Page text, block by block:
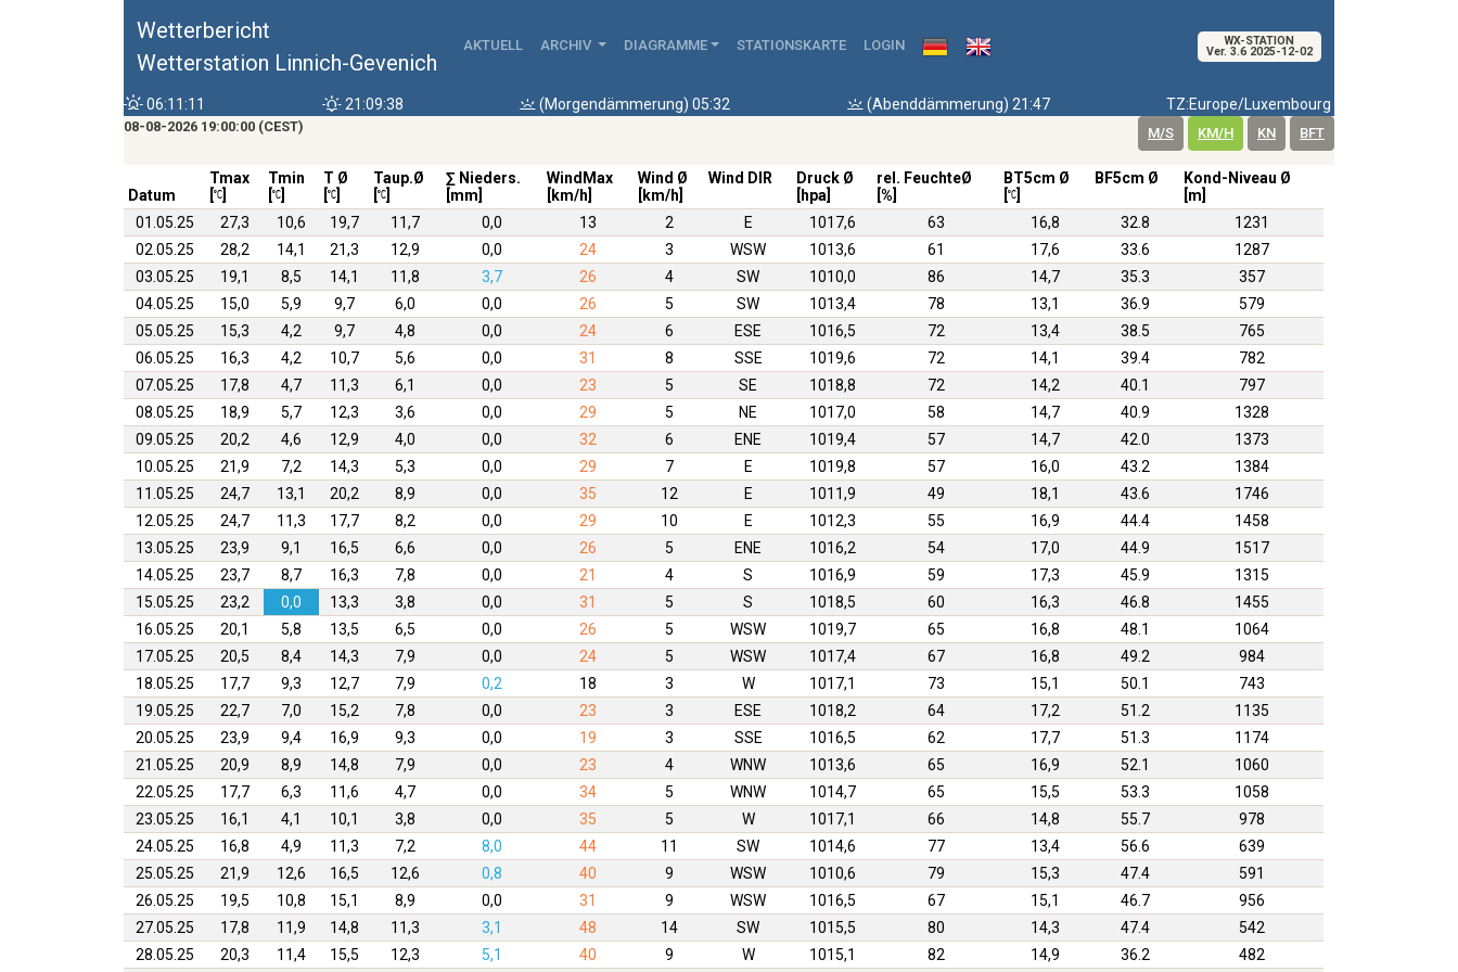
Wetterbericht
Wetterstation Linnich-Gevenich
AKTUELL ARCHIV DIAGRAMME STATIONSKARTE LOGIN WX-STATION
Ver. 3.6 2025-12-02
06:11:11 21:09:38 (Morgendämmerung) 05:32 (Abenddämmerung) 21:47 TZ:Europe/Luxembourg
08-08-2026 19:00:00 (CEST) M/S KM/H KN BFT
Datum
Tmax
Tmin
T Ø
Taup.Ø
∑ Nieders.
[mm]
WindMax
[km/h]
Wind Ø
[km/h]
Wind DIR
Druck Ø
[hpa]
rel. FeuchteØ
[%]
BT5cm Ø
BF5cm Ø
Kond-Niveau Ø
[m]
01.05.25
27,3 10,6 19,7 11,7 0,0 13 2 E 1017,6 63 16,8 32.8
1231
02.05.25
28,2 14,1 21,3 12,9 0,0 24 3 WSW 1013,6 61 17,6 33.6
1287
03.05.25
19,1 8,5 14,1 11,8 3,7 26 4 SW 1010,0 86 14,7 35.3
357
04.05.25
15,0 5,9 9,7 6,0 0,0 26 5 SW 1013,4 78 13,1 36.9
579
05.05.25
15,3 4,2 9,7 4,8 0,0 24 6 ESE 1016,5 72 13,4 38.5
765
06.05.25
16,3 4,2 10,7 5,6 0,0 31 8 SSE 1019,6 72 14,1 39.4
782
07.05.25
17,8 4,7 11,3 6,1 0,0 23 5 SE 1018,8 72 14,2 40.1
797
08.05.25
18,9 5,7 12,3 3,6 0,0 29 5 NE 1017,0 58 14,7 40.9
1328
09.05.25
20,2 4,6 12,9 4,0 0,0 32 6 ENE 1019,4 57 14,7 42.0
1373
10.05.25
21,9 7,2 14,3 5,3 0,0 29 7 E 1019,8 57 16,0 43.2
1384
11.05.25
24,7 13,1 20,2 8,9 0,0 35 12 E 1011,9 49 18,1 43.6
1746
12.05.25
24,7 11,3 17,7 8,2 0,0 29 10 E 1012,3 55 16,9 44.4
1458
13.05.25
23,9 9,1 16,5 6,6 0,0 26 5 ENE 1016,2 54 17,0 44.9
1517
14.05.25
23,7 8,7 16,3 7,8 0,0 21 4 S 1016,9 59 17,3 45.9
1315
15.05.25
23,2 0,0 13,3 3,8 0,0 31 5 S 1018,5 60 16,3 46.8
1455
16.05.25
20,1 5,8 13,5 6,5 0,0 26 5 WSW 1019,7 65 16,8 48.1
1064
17.05.25
20,5 8,4 14,3 7,9 0,0 24 5 WSW 1017,4 67 16,8 49.2
984
18.05.25
17,7 9,3 12,7 7,9 0,2 18 3 W 1017,1 73 15,1 50.1
743
19.05.25
22,7 7,0 15,2 7,8 0,0 23 3 ESE 1018,2 64 17,2 51.2
1135
20.05.25
23,9 9,4 16,9 9,3 0,0 19 3 SSE 1016,5 62 17,7 51.3
1174
21.05.25
20,9 8,9 14,8 7,9 0,0 23 4 WNW 1013,6 65 16,9 52.1
1060
22.05.25
17,7 6,3 11,6 4,7 0,0 34 5 WNW 1014,7 65 15,5 53.3
1058
23.05.25
16,1 4,1 10,1 3,8 0,0 35 5 W 1017,1 66 14,8 55.7
978
24.05.25
16,8 4,9 11,3 7,2 8,0 44 11 SW 1014,6 77 13,4 56.6
639
25.05.25
21,9 12,6 16,5 12,6 0,8 40 9 WSW 1010,6 79 15,3 47.4
591
26.05.25
19,5 10,8 15,1 8,9 0,0 31 9 WSW 1016,5 67 15,1 46.7
956
27.05.25
17,8 11,9 14,8 11,3 3,1 48 14 SW 1015,5 80 14,3 47.4
542
28.05.25
20,3 11,4 15,5 12,3 5,1 40 9 W 1015,1 82 14,9 36.2 482